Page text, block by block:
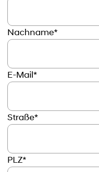
Nachname*
E-Mail*
Straße*
PLZ*